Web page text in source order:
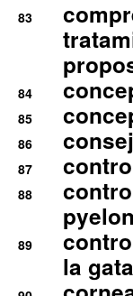
83
84
85
86
87
88
89
la gata